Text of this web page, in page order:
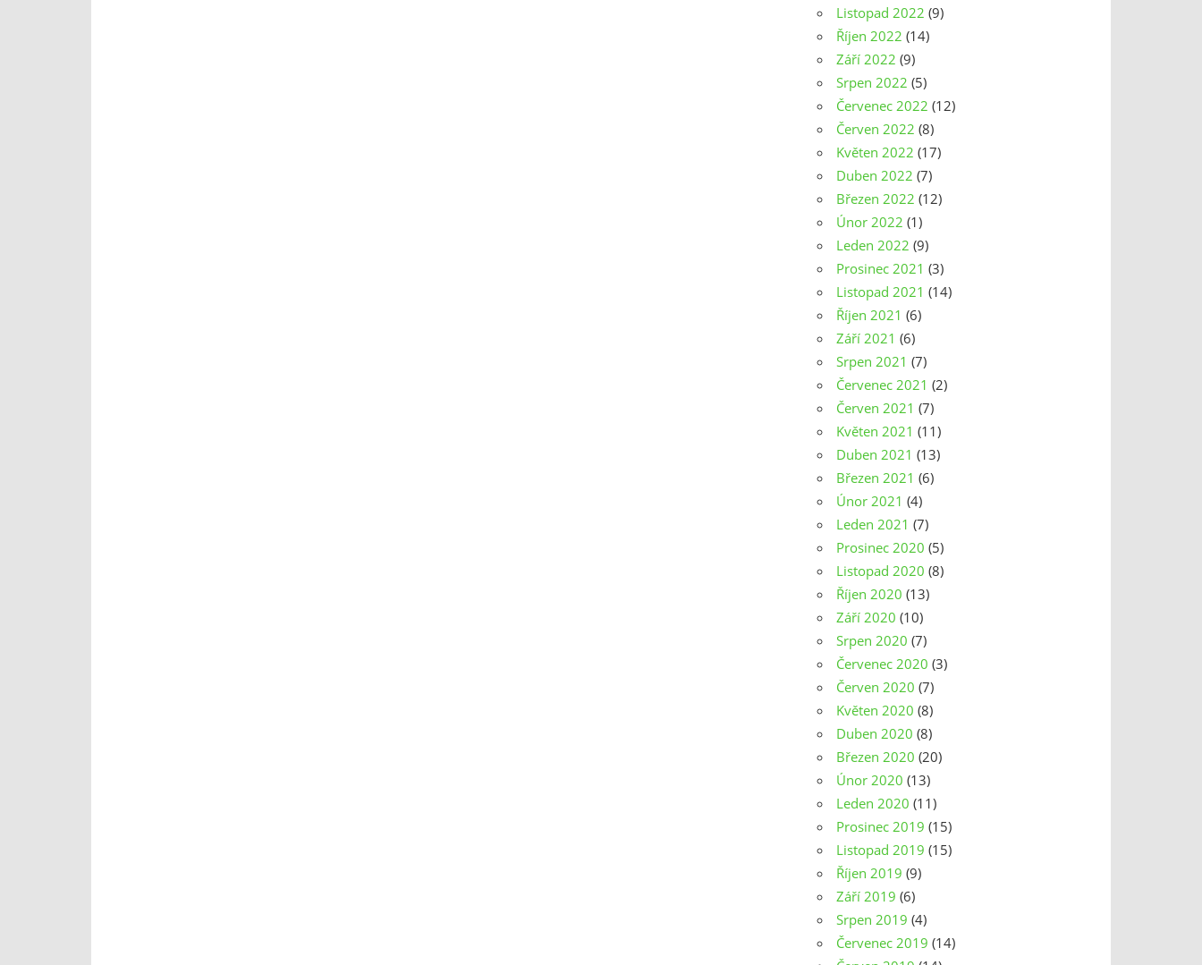
Listopad 2022 (9)
Říjen 2022 (14)
Září 2022 (9)
Srpen 2022 (5)
Červenec 2022 (12)
Červen 2022 (8)
Květen 2022 (17)
Duben 2022 (7)
Březen 2022 (12)
Únor 2022 (1)
Leden 2022 (9)
Prosinec 2021 (3)
Listopad 2021 (14)
Říjen 2021 (6)
Září 2021 (6)
Srpen 2021 (7)
Červenec 2021 (2)
Červen 2021 (7)
Květen 2021 (11)
Duben 2021 (13)
Březen 2021 (6)
Únor 2021 (4)
Leden 2021 (7)
Prosinec 2020 (5)
Listopad 2020 (8)
Říjen 2020 (13)
Září 2020 (10)
Srpen 2020 (7)
Červenec 2020 (3)
Červen 2020 (7)
Květen 2020 (8)
Duben 2020 (8)
Březen 2020 (20)
Únor 2020 (13)
Leden 2020 (11)
Prosinec 2019 (15)
Listopad 2019 (15)
Říjen 2019 (9)
Září 2019 (6)
Srpen 2019 (4)
Červenec 2019 (14)